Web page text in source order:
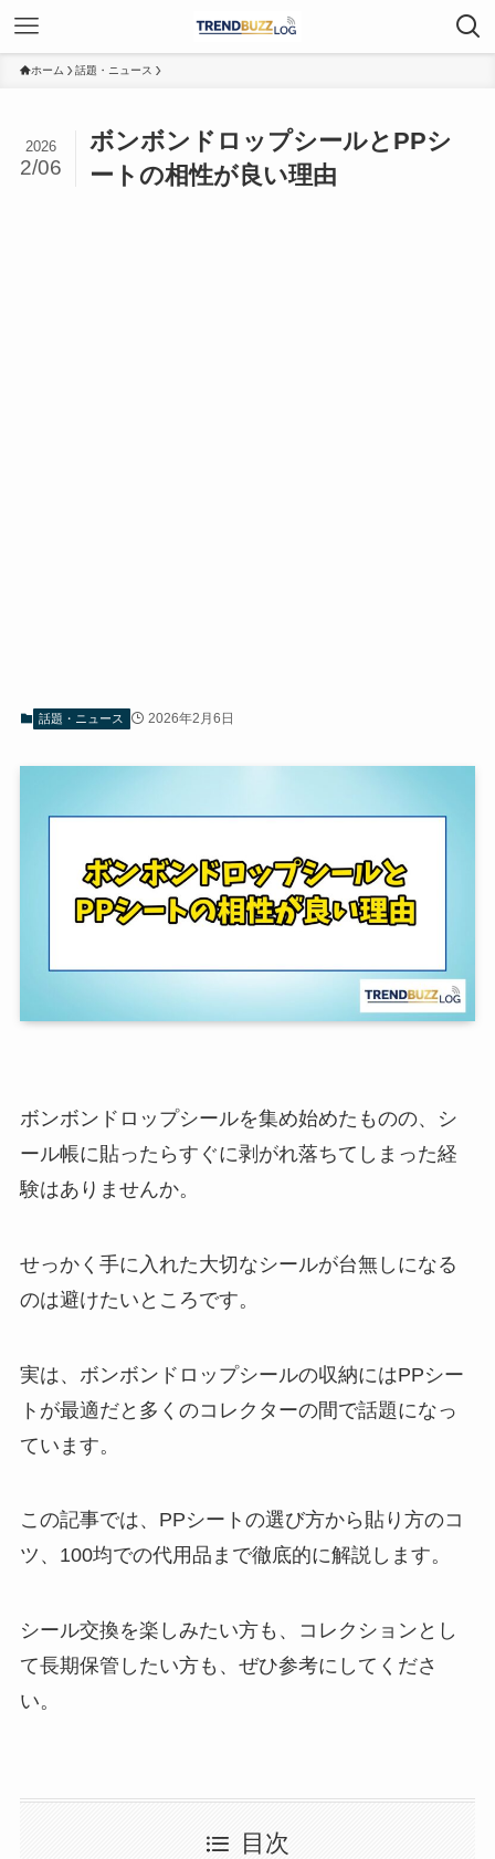
ホーム 話題・ニュース
ボンボンドロップシールとPPシ
ートの相性が良い理由
2026
2/06
話題・ニュース 2026年2月6日
ボンボンドロップシールを集め始めたものの、シ
ール帳に貼ったらすぐに剥がれ落ちてしまった経
験はありませんか。
せっかく手に入れた大切なシールが台無しになる
のは避けたいところです。
実は、ボンボンドロップシールの収納にはPPシー
トが最適だと多くのコレクターの間で話題になっ
ています。
この記事では、PPシートの選び方から貼り方のコ
ツ、100均での代用品まで徹底的に解説します。
シール交換を楽しみたい方も、コレクションとし
て長期保管したい方も、ぜひ参考にしてくださ
い。
目次